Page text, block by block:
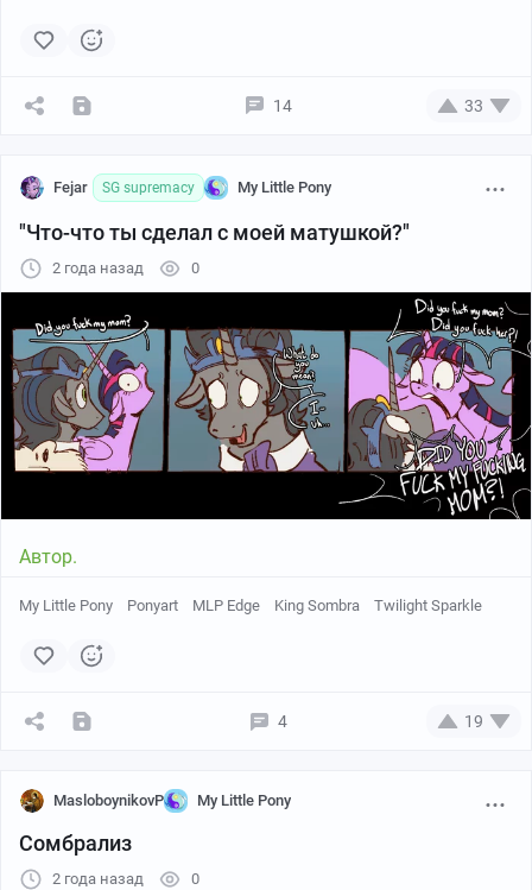
14 33
Fejar SG supremacy My Little Pony
"Что-что ты сделал с моей матушкой?"
2 года назад 0
Автор.
My Little Pony Ponyart MLP Edge King Sombra Twilight Sparkle
4 19
MasloboynikovP My Little Pony
Сомбрализ
2 года назад 0